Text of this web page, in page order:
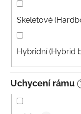
Skeletové
Hybridní (Hybrid
Uchycení rámu